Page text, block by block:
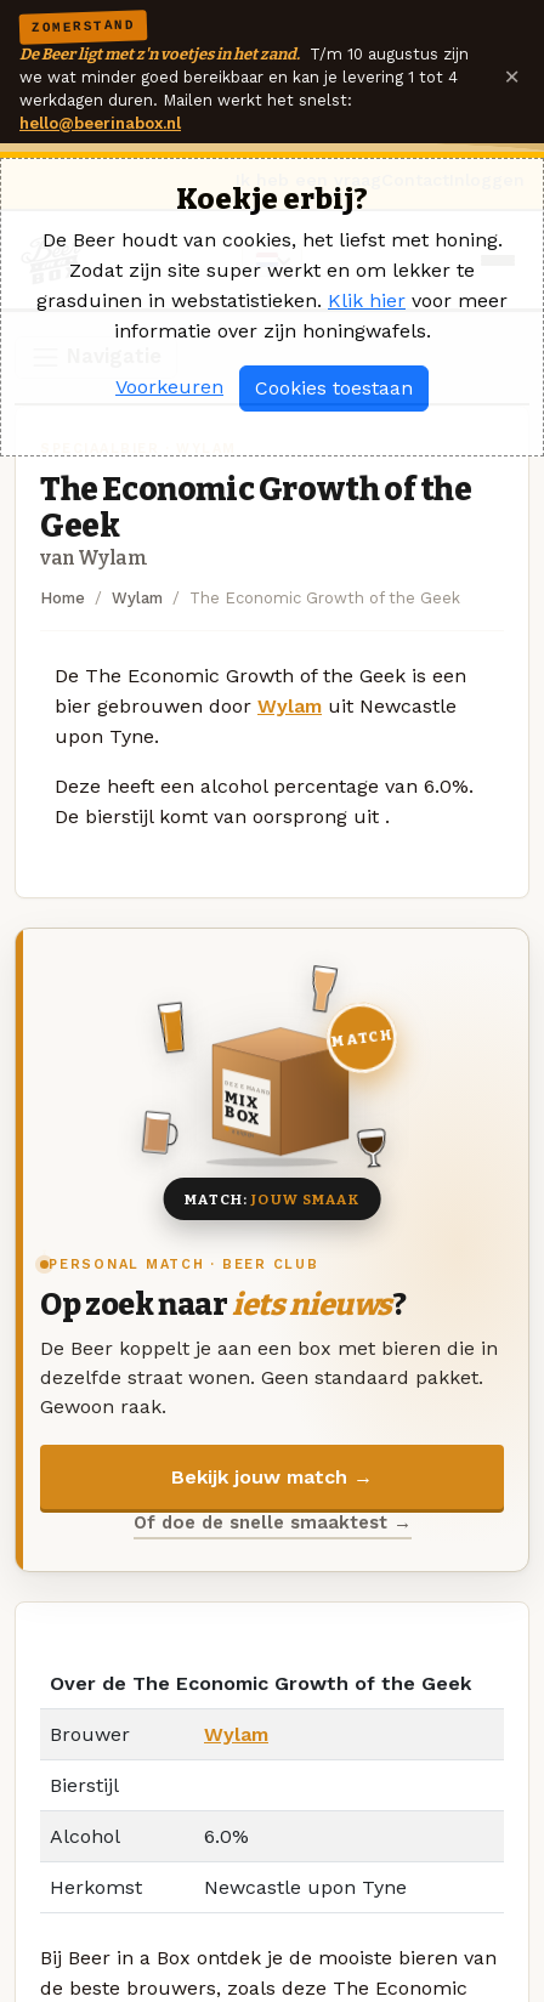
ZOMERSTAND
De Beer ligt met z'n voetjes in het zand. T/m 10 augustus zijn
we wat minder goed bereikbaar en kan je levering 1 tot 4
werkdagen duren. Mailen werkt het snelst:
hello@beerinabox.nl
×
The Economic Growth of the
Geek
van Wylam
Home Wylam The Economic Growth of the Geek
De The Economic Growth of the Geek is een
bier gebrouwen door Wylam uit Newcastle
upon Tyne.
Deze heeft een alcohol percentage van 6.0%.
De bierstijl komt van oorsprong uit .
PERSONAL MATCH · BEER CLUB
Op zoek naariets nieuws?
De Beer koppelt je aan een box met bieren die in
dezelfde straat wonen. Geen standaard pakket.
Gewoon raak.
Bekijk jouw match →
Of doe de snelle smaaktest →
DEZE MAAND
MIX
BOX
8 BIEREN
MATCH
MATCH:JOUW SMAAK
Over de The Economic Growth of the Geek
Brouwer Wylam
Bierstijl
Alcohol 6.0%
Herkomst Newcastle upon Tyne
Bij Beer in a Box ontdek je de mooiste bieren van
de beste brouwers, zoals deze The Economic
Koekje erbij?
De Beer houdt van cookies, het liefst met honing.
Zodat zijn site super werkt en om lekker te
grasduinen in webstatistieken. Klik hier voor meer
informatie over zijn honingwafels.
Voorkeuren Cookies toestaan